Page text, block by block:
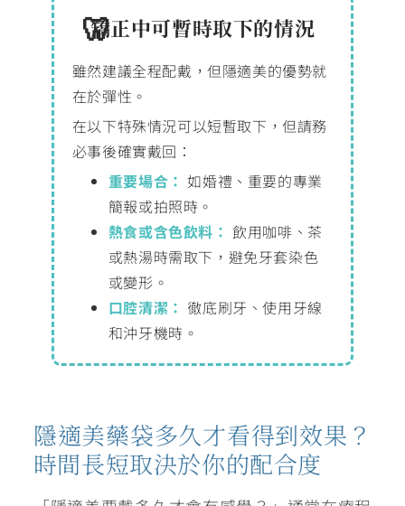
矯正中可暫時取下的情況
雖然建議全程配戴，但隱適美的優勢就
在於彈性。
在以下特殊情況可以短暫取下，但請務
必事後確實戴回：
重要場合： 如婚禮、重要的專業
簡報或拍照時。
熱食或含色飲料： 飲用咖啡、茶
或熱湯時需取下，避免牙套染色
或變形。
口腔清潔： 徹底刷牙、使用牙線
和沖牙機時。
隱適美藥袋多久才看得到效果？
時間長短取決於你的配合度